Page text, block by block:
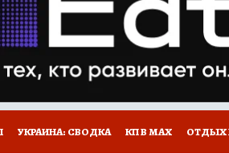
НА САЙТЕ
УКРАИНА: СВОДКА КП В МАХ ОТДЫХ